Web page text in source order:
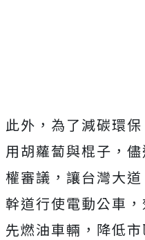
此外，為了減碳環
用胡蘿蔔與棍子，
權審議，讓台灣大
幹道行使電動公車
先燃油車輛，降低